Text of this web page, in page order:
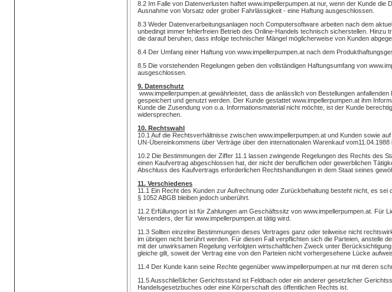
8.2 Im Falle von Datenverlusten haftet www.impellerpumpen.at nur, wenn der Kunde
Ausnahme von Vorsatz oder grober Fahrlässigkeit - eine Haftung ausgeschlossen.
8.3 Weder Datenverarbeitungsanlagen noch Computersoftware arbeiten nach dem
unbedingt immer fehlerfreien Betrieb des Online-Handels technisch sicherstellen. Hinzu
die darauf beruhen, dass infolge technischer Mängel möglicherweise von Kunden
8.4 Der Umfang einer Haftung von www.impellerpumpen.at nach dem
8.5 Die vorstehenden Regelungen geben den vollständigen Haftungsumfang von
ausgeschlossen.
9. Datenschutz
www.impellerpumpen.at gewährleistet, dass die anlässlich von Bestellungen
gespeichert und genutzt werden. Der Kunde gestattet www.impellerpumpen.at ihm
Kunde die Zusendung von o.a. Informationsmaterial nicht möchte, ist der Kunde
widersprechen.
10. Rechtswahl
10.1 Auf die Rechtsverhältnisse zwischen www.impellerpumpen.at und Kunden sowie
UN-Übereinkommens über Verträge über den internationalen Warenkauf vom11.04.1988
10.2 Die Bestimmungen der Ziffer 11.1 lassen zwingende Regelungen des Rechts des
einen Kaufvertrag abgeschlossen hat, der nicht der beruflichen oder gewerblichen
Abschluss des Kaufvertrags erforderlichen Rechtshandlungen in dem Staat seines
11. Verschiedenes
11.1 Ein Recht des Kunden zur Aufrechnung oder Zurückbehaltung besteht nicht, es
§ 1052 ABGB bleiben jedoch unberührt.
11.2 Erfüllungsort ist für Zahlungen am Geschäftssitz von www.impellerpumpen.at. Für
Versenders, der für www.impellerpumpen.at tätig wird.
11.3 Sollten einzelne Bestimmungen dieses Vertrages ganz oder teilweise nicht
im übrigen nicht berührt werden. Für diesen Fall verpflichten sich die Parteien, anstelle
mit der unwirksamen Regelung verfolgten wirtschaftlichen Zweck unter
gleiche gilt, soweit der Vertrag eine von den Parteien nicht vorhergesehene Lücke
11.4 Der Kunde kann seine Rechte gegenüber www.impellerpumpen.at nur mit deren
11.5 Ausschließlicher Gerichtsstand ist Feldbach oder ein anderer gesetzlicher
Handelsgesetzbuches oder eine Körperschaft des öffentlichen Rechts ist.